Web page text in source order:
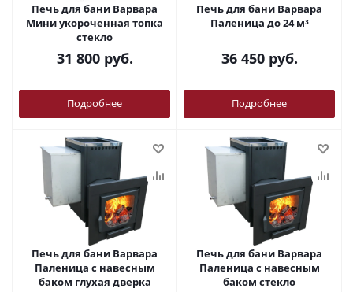
Печь для бани Варвара
Мини укороченная топка
стекло
31 800руб.
Подробнее
Печь для бани Варвара
Паленица до 24 м³
36 450руб.
Подробнее
Печь для бани Варвара
Паленица с навесным
баком глухая дверка
Печь для бани Варвара
Паленица с навесным
баком стекло